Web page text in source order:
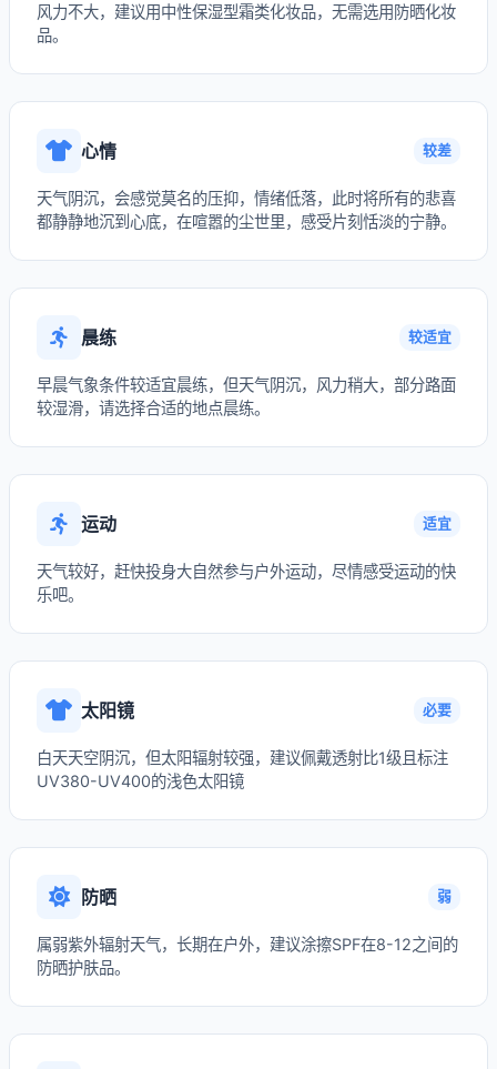
风力不大，建议用中性保湿型霜类化妆品，无需选用防晒化妆
品。
心情 较差
天气阴沉，会感觉莫名的压抑，情绪低落，此时将所有的悲喜
都静静地沉到心底，在喧嚣的尘世里，感受片刻恬淡的宁静。
晨练 较适宜
早晨气象条件较适宜晨练，但天气阴沉，风力稍大，部分路面
较湿滑，请选择合适的地点晨练。
运动 适宜
天气较好，赶快投身大自然参与户外运动，尽情感受运动的快
乐吧。
太阳镜 必要
白天天空阴沉，但太阳辐射较强，建议佩戴透射比1级且标注
UV380-UV400的浅色太阳镜
防晒 弱
属弱紫外辐射天气，长期在户外，建议涂擦SPF在8-12之间的
防晒护肤品。